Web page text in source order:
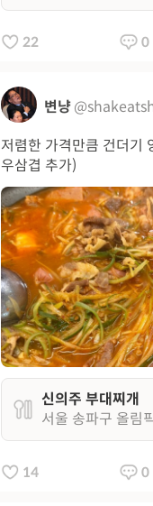
22 0
변냥
저렴한 가격만큼 건더기
우삼겹 추가)
신의주 부대찌개
서울 송파구 올
14 0